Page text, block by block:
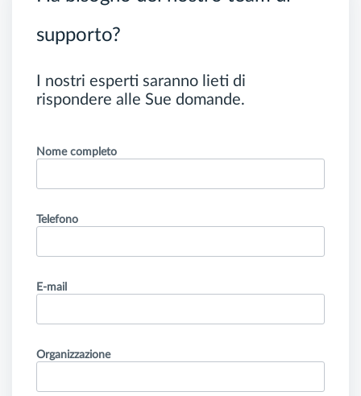
supporto?
I nostri esperti saranno lieti di
rispondere alle Sue domande.
Nome completo
Telefono
E-mail
Organizzazione